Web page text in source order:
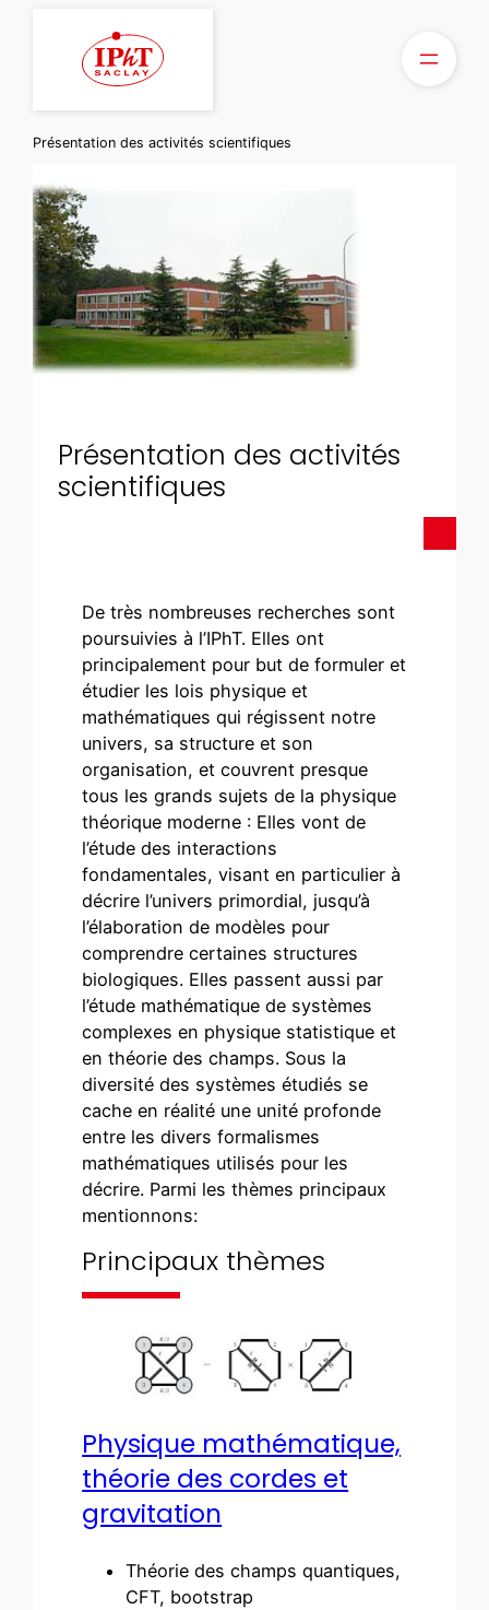
Présentation des activités scientifiques
Présentation des activités
scientifiques
De très nombreuses recherches sont
poursuivies à l’IPhT. Elles ont
principalement pour but de formuler et
étudier les lois physique et
mathématiques qui régissent notre
univers, sa structure et son
organisation, et couvrent presque
tous les grands sujets de la physique
théorique moderne : Elles vont de
l’étude des interactions
fondamentales, visant en particulier à
décrire l’univers primordial, jusqu’à
l’élaboration de modèles pour
comprendre certaines structures
biologiques. Elles passent aussi par
l’étude mathématique de systèmes
complexes en physique statistique et
en théorie des champs. Sous la
diversité des systèmes étudiés se
cache en réalité une unité profonde
entre les divers formalismes
mathématiques utilisés pour les
décrire. Parmi les thèmes principaux
mentionnons:
Principaux thèmes
Physique mathématique,
théorie des cordes et
gravitation
Théorie des champs quantiques,
CFT, bootstrap